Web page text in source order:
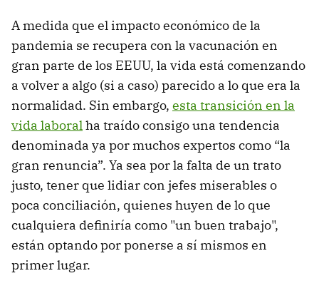
A medida que el impacto económico de la
pandemia se recupera con la vacunación en
gran parte de los EEUU, la vida está comenzando
a volver a algo (si a caso) parecido a lo que era la
normalidad. Sin embargo, esta transición en la
vida laboralha traído consigo una tendencia
denominada ya por muchos expertos como “la
gran renuncia”. Ya sea por la falta de un trato
justo, tener que lidiar con jefes miserables o
poca conciliación, quienes huyen de lo que
cualquiera definiría como "un buen trabajo",
están optando por ponerse a sí mismos en
primer lugar.